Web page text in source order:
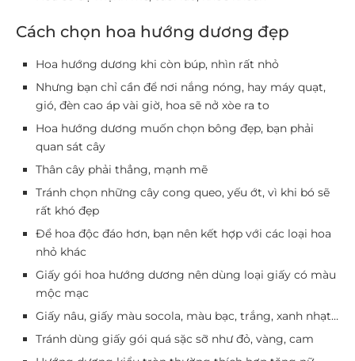
Cách chọn hoa hướng dương đẹp
Hoa hướng dương khi còn búp, nhìn rất nhỏ
Nhưng bạn chỉ cần để nơi nắng nóng, hay máy quạt,
gió, đèn cao áp vài giờ, hoa sẽ nở xòe ra to
Hoa hướng dương muốn chọn bông đẹp, bạn phải
quan sát cây
Thân cây phải thẳng, mạnh mẽ
Tránh chọn những cây cong queo, yếu ớt, vì khi bó sẽ
rất khó đẹp
Để hoa độc đáo hơn, bạn nên kết hợp với các loại hoa
nhỏ khác
Giấy gói hoa hướng dương nên dùng loại giấy có màu
mộc mạc
Giấy nâu, giấy màu socola, màu bạc, trắng, xanh nhạt…
Tránh dùng giấy gói quá sặc sỡ như đỏ, vàng, cam